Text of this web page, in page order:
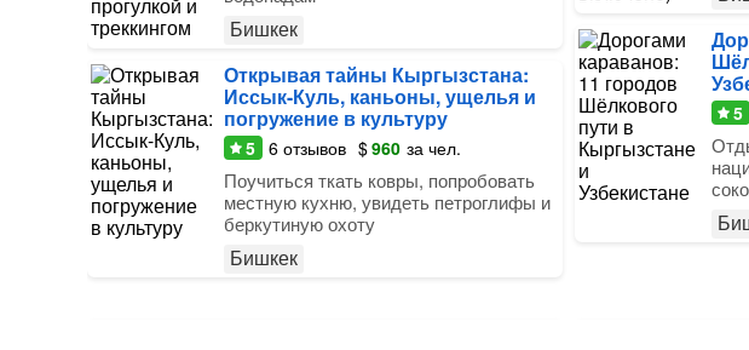
Бишкек
Открывая тайны Кыргызстана:
Иссык-Куль, каньоны, ущелья и
погружение в культуру
5 6 отзывов $960 за чел.
Поучиться ткать ковры, попробовать
местную кухню, увидеть петроглифы и
беркутиную охоту
Бишкек
5